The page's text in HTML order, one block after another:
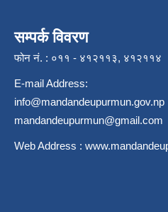
सम्पर्क विवरण
फोन नं. : ०११ - ४१२११३, ४१२११४
E-mail Address:
info@mandandeupurmun.gov.np
mandandeupurmun@gmail.com
Web Address :